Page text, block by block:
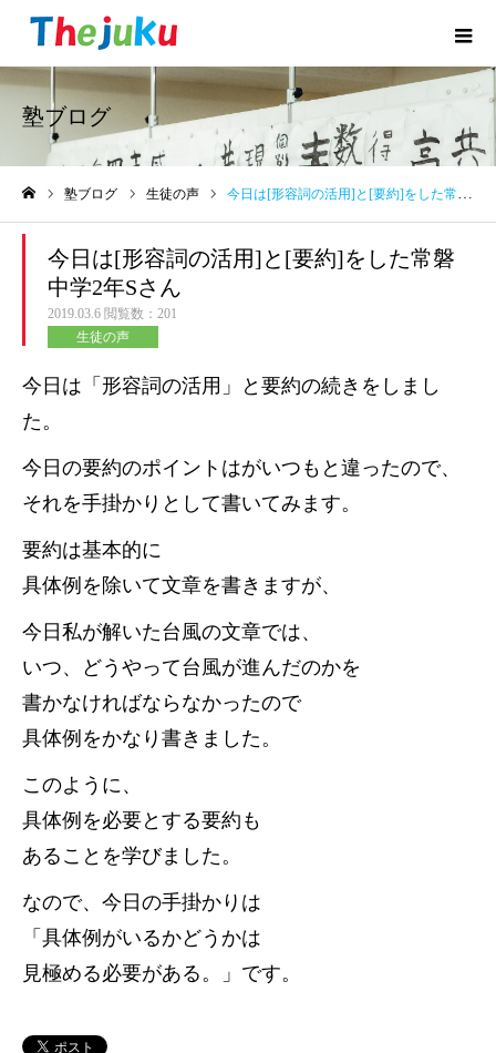
塾ブログ
塾ブログ 生徒の声 今日は[形容詞の活用]と[要約]をした常磐中学2年Sさん
今日は[形容詞の活用]と[要約]をした常磐
中学2年Sさん
2019.03.6 閲覧数：201
生徒の声
今日は「形容詞の活用」と要約の続きをしまし
た。
今日の要約のポイントはがいつもと違ったので、
それを手掛かりとして書いてみます。
要約は基本的に
具体例を除いて文章を書きますが、
今日私が解いた台風の文章では、
いつ、どうやって台風が進んだのかを
書かなければならなかったので
具体例をかなり書きました。
このように、
具体例を必要とする要約も
あることを学びました。
なので、今日の手掛かりは
「具体例がいるかどうかは
見極める必要がある。」です。